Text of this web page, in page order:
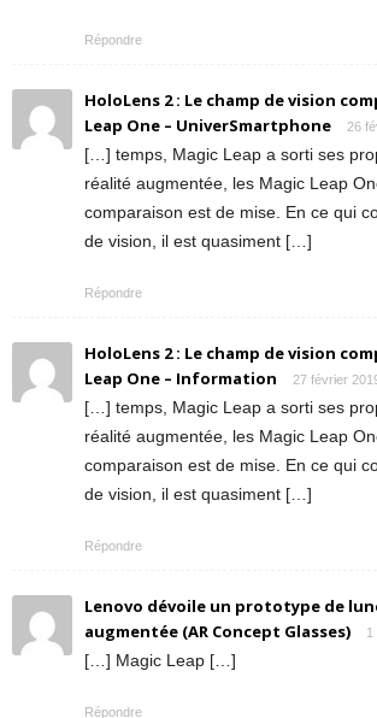
Répondre
HoloLens 2 : Le champ de vision
Leap One – UniverSmartphone
26
[…] temps, Magic Leap a sorti ses
réalité augmentée, les Magic Leap
comparaison est de mise. En ce qui
de vision, il est quasiment […]
Répondre
HoloLens 2 : Le champ de vision
Leap One – Information
27 février
[…] temps, Magic Leap a sorti ses
réalité augmentée, les Magic Leap
comparaison est de mise. En ce qui
de vision, il est quasiment […]
Répondre
Lenovo dévoile un prototype de
augmentée (AR Concept Glasses)
1
[…] Magic Leap […]
Répondre